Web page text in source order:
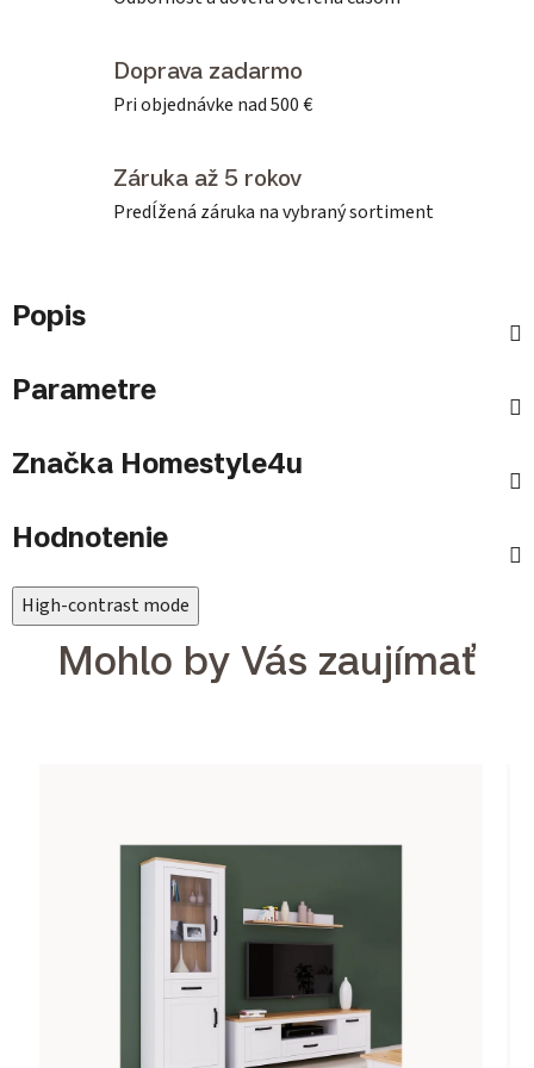
Doprava zadarmo
Pri objednávke nad 500 €
Záruka až 5 rokov
Predĺžená záruka na vybraný sortiment
Popis
Parametre
Značka Homestyle4u
Hodnotenie
High-contrast mode
Mohlo by Vás zaujímať